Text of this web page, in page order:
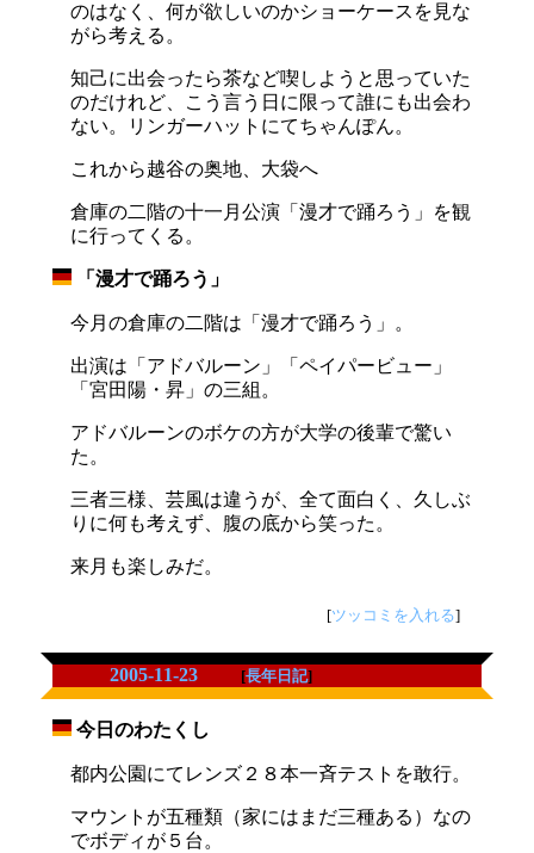
のはなく、何が欲しいのかショーケースを見な
がら考える。
知己に出会ったら茶など喫しようと思っていた
のだけれど、こう言う日に限って誰にも出会わ
ない。リンガーハットにてちゃんぽん。
これから越谷の奥地、大袋へ
倉庫の二階の十一月公演「漫才で踊ろう」を観
に行ってくる。
「漫才で踊ろう」
今月の倉庫の二階は「漫才で踊ろう」。
出演は「アドバルーン」「ペイパービュー」
「宮田陽・昇」の三組。
アドバルーンのボケの方が大学の後輩で驚い
た。
三者三様、芸風は違うが、全て面白く、久しぶ
りに何も考えず、腹の底から笑った。
来月も楽しみだ。
[ツッコミを入れる]
2005-11-23 [長年日記]
今日のわたくし
都内公園にてレンズ２８本一斉テストを敢行。
マウントが五種類（家にはまだ三種ある）なの
でボディが５台。